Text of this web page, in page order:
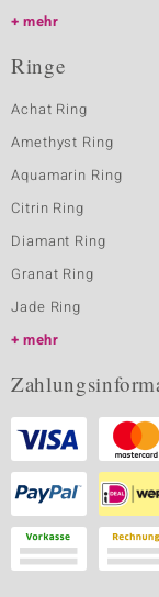
mehr
Ringe
Achat Ring
Amethyst Ring
Aquamarin Ring
Citrin Ring
Diamant Ring
Granat Ring
Jade Ring
mehr